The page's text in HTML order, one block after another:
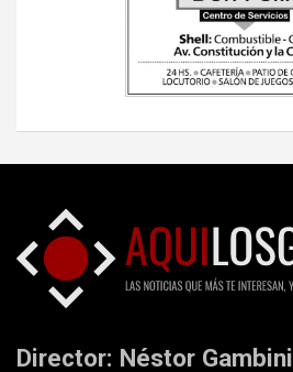
Director: Néstor Gambini